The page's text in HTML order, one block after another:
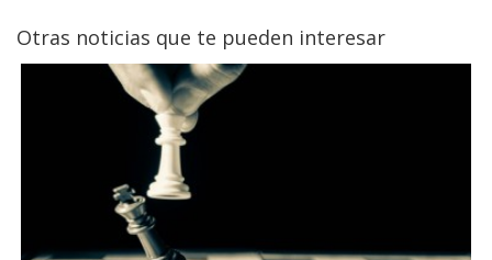
Otras noticias que te pueden interesar